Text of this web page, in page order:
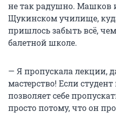
не так радушно. Машков
Щукинском училище,
пришлось забыть всё,
балетной школе.
— Я пропускала лекции,
мастерство! Если
позволяет себе
просто потому, что он